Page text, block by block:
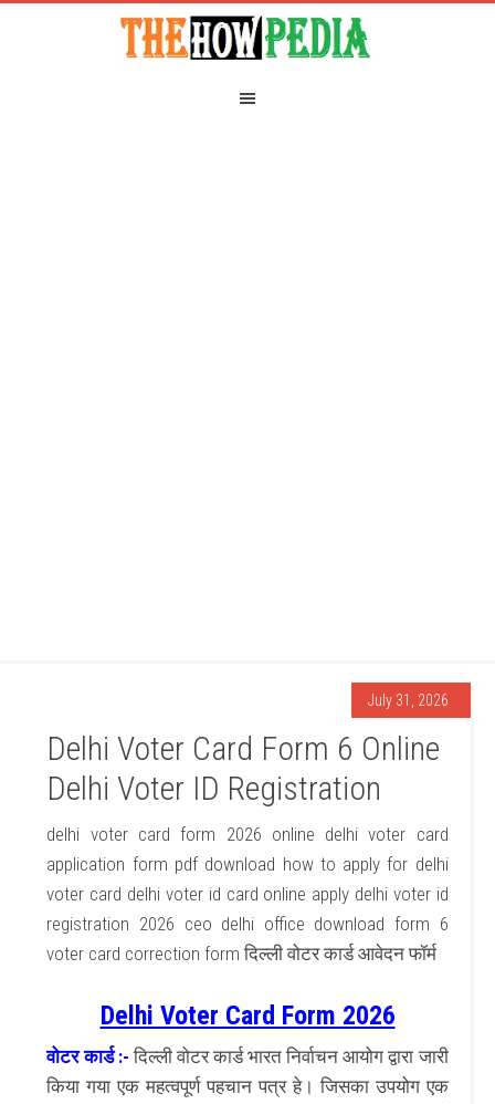
July 31, 2026
Delhi Voter Card Form 6 Online
Delhi Voter ID Registration
delhi voter card form 2026 online delhi voter card
application form pdf download how to apply for delhi
voter card delhi voter id card online apply delhi voter id
registration 2026 ceo delhi office download form 6
voter card correction form दिल्ली वोटर कार्ड आवेदन फॉर्म
Delhi Voter Card Form 2026
वोटर कार्ड :-दिल्ली वोटर कार्ड भारत निर्वाचन आयोग द्वारा जारी
किया गया एक महत्वपूर्ण पहचान पत्र हे। जिसका उपयोग एक